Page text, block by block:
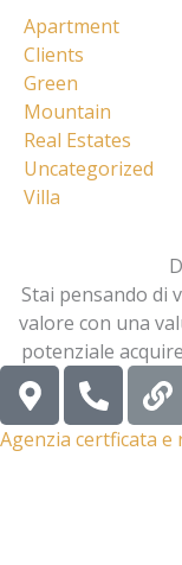
Apartment
Clients
Green
Mountain
Real Estates
Uncategorized
Villa
Stai pensando di
valore con una
potenziale
M
a
p
P
h
o
L
i
n
Agenzia certficata